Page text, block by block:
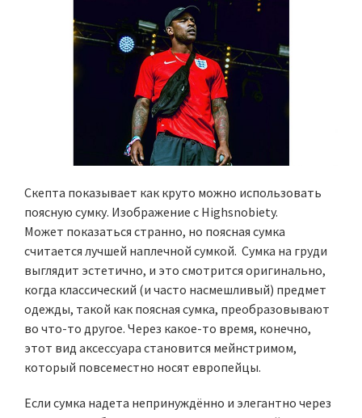
Скепта показывает как круто можно использовать
поясную сумку. Изображение с Highsnobiety.
Может показаться странно, но поясная сумка
считается лучшей наплечной сумкой. Сумка на груди
выглядит эстетично, и это смотрится оригинально,
когда классический (и часто насмешливый) предмет
одежды, такой как поясная сумка, преобразовывают
во что-то другое. Через какое-то время, конечно,
этот вид аксессуара становится мейнстримом,
который повсеместно носят европейцы.
Если сумка надета непринуждённо и элегантно через